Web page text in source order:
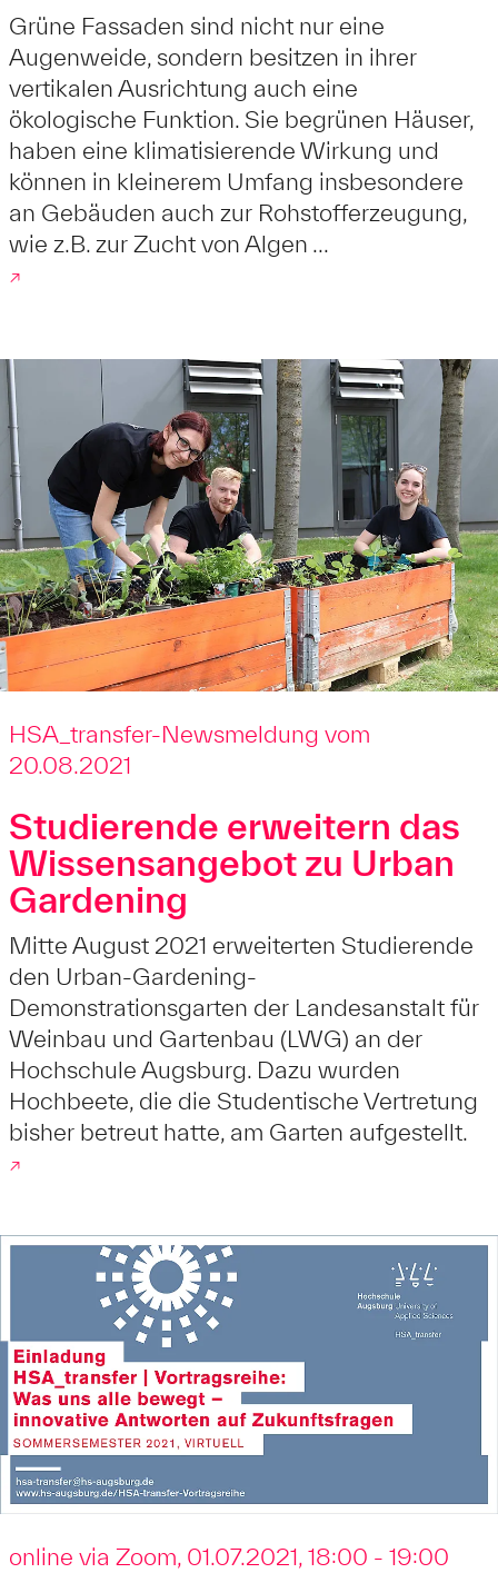
Grüne Fassaden sind nicht nur eine
Augenweide, sondern besitzen in ihrer
vertikalen Ausrichtung auch eine
ökologische Funktion. Sie begrünen Häuser,
haben eine klimatisierende Wirkung und
können in kleinerem Umfang insbesondere
an Gebäuden auch zur Rohstofferzeugung,
wie z.B. zur Zucht von Algen ...
↗
HSA_transfer-Newsmeldung vom
20.08.2021
Studierende erweitern das
Wissensangebot zu Urban
Gardening
Mitte August 2021 erweiterten Studierende
den Urban-Gardening-
Demonstrationsgarten der Landesanstalt für
Weinbau und Gartenbau (LWG) an der
Hochschule Augsburg. Dazu wurden
Hochbeete, die die Studentische Vertretung
bisher betreut hatte, am Garten aufgestellt.
↗
online via Zoom, 01.07.2021, 18:00 - 19:00